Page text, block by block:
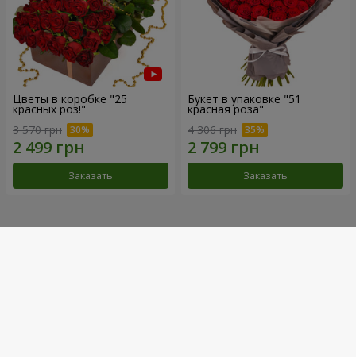
Цветы в коробке "25
красных роз!"
3 570 грн
Заказать
Букет в упаковке "51
красная роза"
4 306 грн
Заказать